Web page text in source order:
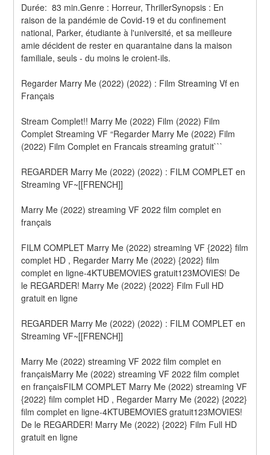
Durée:  83 min.Genre : Horreur, ThrillerSynopsis : En
raison de la pandémie de Covid-19 et du confinement
national, Parker, étudiante à l'université, et sa meilleure
amie décident de rester en quarantaine dans la maison
familiale, seuls - du moins le croient-ils.
Regarder Marry Me (2022) (2022) : Film Streaming Vf en
Français
Stream Complet!! Marry Me (2022) Film (2022) Film
Complet Streaming VF “Regarder Marry Me (2022) Film
(2022) Film Complet en Francais streaming gratuit```
REGARDER Marry Me (2022) (2022) : FILM COMPLET en
Streaming VF~[[FRENCH]]
Marry Me (2022) streaming VF 2022 film complet en
français
FILM COMPLET Marry Me (2022) streaming VF {2022} film
complet HD , Regarder Marry Me (2022) {2022} film
complet en ligne-4KTUBEMOVIES gratuit123MOVIES! De
le REGARDER! Marry Me (2022) {2022} Film Full HD
gratuit en ligne
REGARDER Marry Me (2022) (2022) : FILM COMPLET en
Streaming VF~[[FRENCH]]
Marry Me (2022) streaming VF 2022 film complet en
françaisMarry Me (2022) streaming VF 2022 film complet
en françaisFILM COMPLET Marry Me (2022) streaming VF
{2022} film complet HD , Regarder Marry Me (2022) {2022}
film complet en ligne-4KTUBEMOVIES gratuit123MOVIES!
De le REGARDER! Marry Me (2022) {2022} Film Full HD
gratuit en ligne